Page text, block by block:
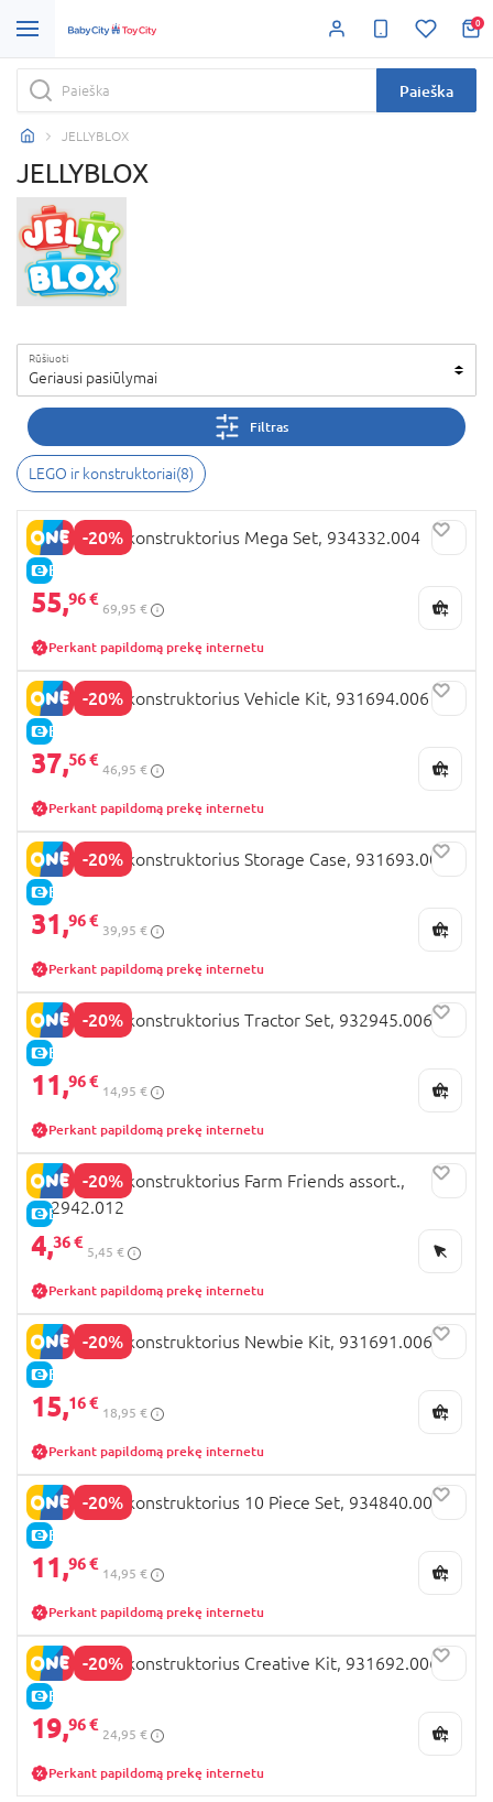
0
Paieška
JELLYBLOX
JELLYBLOX
Rūšiuoti
Geriausi pasiūlymai
Filtras
LEGO ir konstruktoriai(8)
-20%
E-KAINA
JELLY BLOX konstruktorius Mega Set, 934332.004
55,96 €
69,95 €
Perkant papildomą prekę internetu
-20%
E-KAINA
JELLY BLOX konstruktorius Vehicle Kit, 931694.006
37,56 €
46,95 €
Perkant papildomą prekę internetu
-20%
E-KAINA
JELLY BLOX konstruktorius Storage Case, 931693.004
31,96 €
39,95 €
Perkant papildomą prekę internetu
-20%
E-KAINA
JELLY BLOX konstruktorius Tractor Set, 932945.006
11,96 €
14,95 €
Perkant papildomą prekę internetu
-20%
E-KAINA
JELLY BLOX konstruktorius Farm Friends assort.,
932942.012
4,36 €
5,45 €
Perkant papildomą prekę internetu
-20%
E-KAINA
JELLY BLOX konstruktorius Newbie Kit, 931691.006
15,16 €
18,95 €
Perkant papildomą prekę internetu
-20%
E-KAINA
JELLY BLOX konstruktorius 10 Piece Set, 934840.006
11,96 €
14,95 €
Perkant papildomą prekę internetu
-20%
E-KAINA
JELLY BLOX konstruktorius Creative Kit, 931692.006
19,96 €
24,95 €
Perkant papildomą prekę internetu